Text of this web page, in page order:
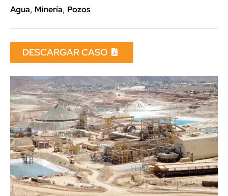
Agua, Minería, Pozos
DESCARGAR CASO